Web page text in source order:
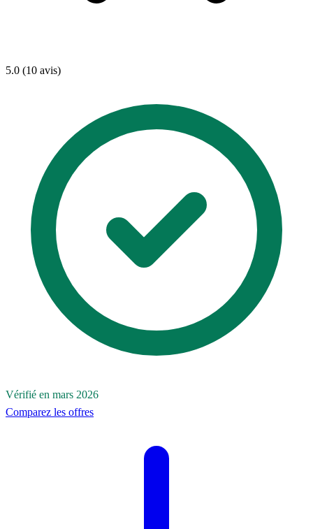
5.0 (10 avis)
Vérifié en mars 2026
Comparez les offres